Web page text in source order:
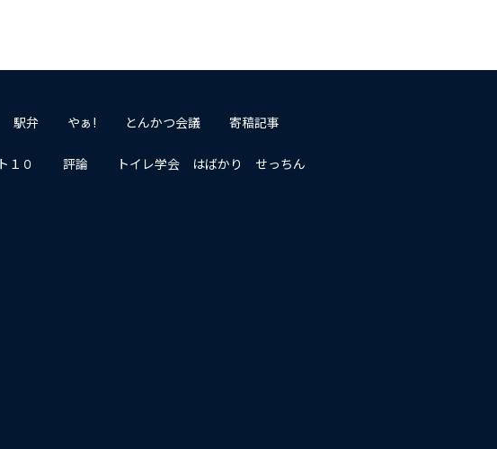
駅弁 やぁ! とんかつ会議 寄稿記事
１０ 評論 トイレ学会 はばかり せっちん